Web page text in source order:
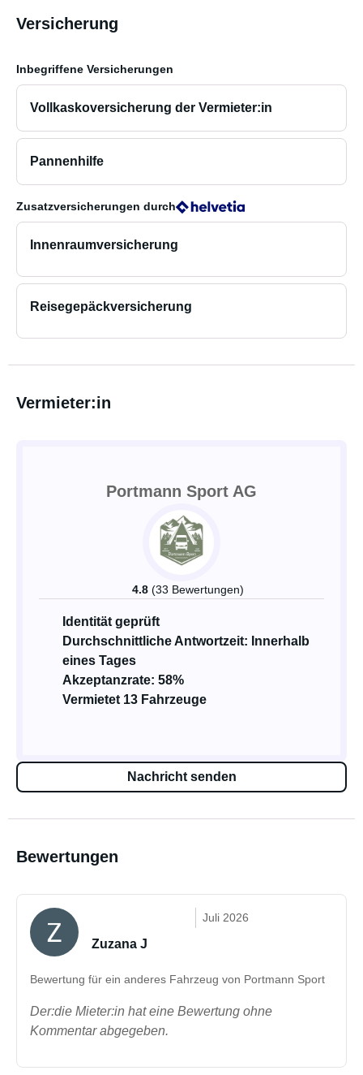
Versicherung
Inbegriffene Versicherungen
Vollkaskoversicherung der Vermieter:in
Pannenhilfe
Zusatzversicherungen durch
Innenraumversicherung
Reisegepäckversicherung
Vermieter:in
Portmann Sport AG
4.8 (33 Bewertungen)
Identität geprüft
Durchschnittliche Antwortzeit: Innerhalb
eines Tages
Akzeptanzrate: 58%
Vermietet 13 Fahrzeuge
Nachricht senden
Bewertungen
Juli 2026
Zuzana J
Bewertung für ein anderes Fahrzeug von Portmann Sport
Der:die Mieter:in hat eine Bewertung ohne
Kommentar abgegeben.